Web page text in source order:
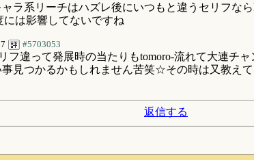
ラ系リーチはハズレ後にいつもと違うセリフな
は影響してないですね
#5703053
フ違って発展時の当たりもtomoro-流れて大連チ
見つかるかもしれません苦笑☆その時は又教え
返信する